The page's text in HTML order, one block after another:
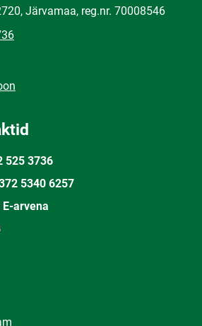
Järvamaa, reg.nr. 70008546
525 3736
5340 6257
arvena